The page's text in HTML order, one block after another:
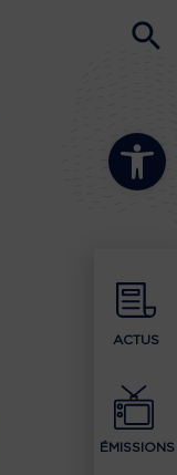
Ouvrir la
ACTUS
ÉMISSIONS